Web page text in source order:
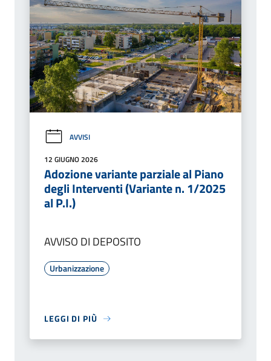
AVVISI
12 GIUGNO 2026
Adozione variante parziale al Piano
degli Interventi (Variante n. 1/2025
al P.I.)
AVVISO DI DEPOSITO
Urbanizzazione
LEGGI DI PIÙ